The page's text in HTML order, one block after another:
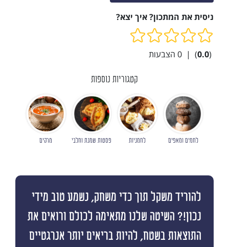
ניסית את המתכון? איך יצא?
(
0.0
)
|
0 הצבעות
קטגוריות נוספות
לחמים ומאפים לחמניות פסטות שמנת וחלבי מרקים
להוריד משקל תוך כדי משחק, נשמע טוב מידי
נכון!? השיטה שלנו מתאימה לכולם ורואים את
התוצאות בשטח, להיות בריאים יותר אנרגטיים